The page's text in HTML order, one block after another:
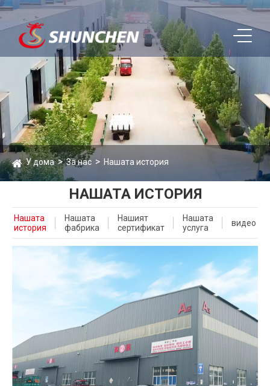
У дома За нас Нашата история
НАШАТА ИСТОРИЯ
Нашата
история
Нашата
фабрика
Нашият
сертификат
Нашата
услуга
видео